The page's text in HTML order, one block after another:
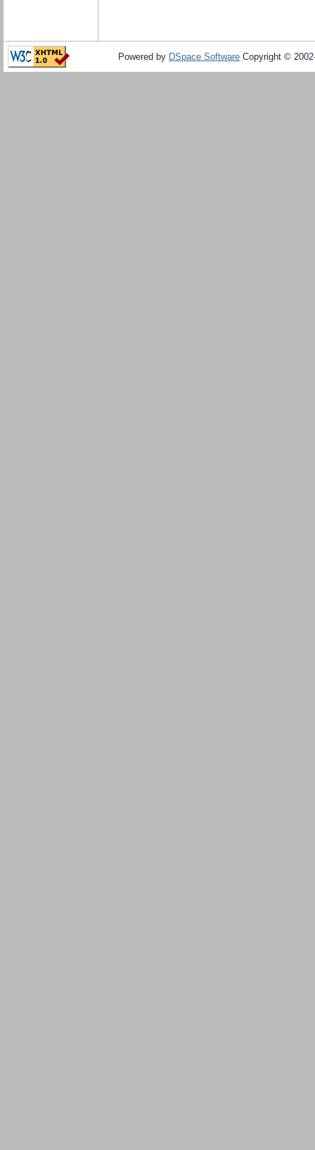
Powered by DSpace Software Copyright ©